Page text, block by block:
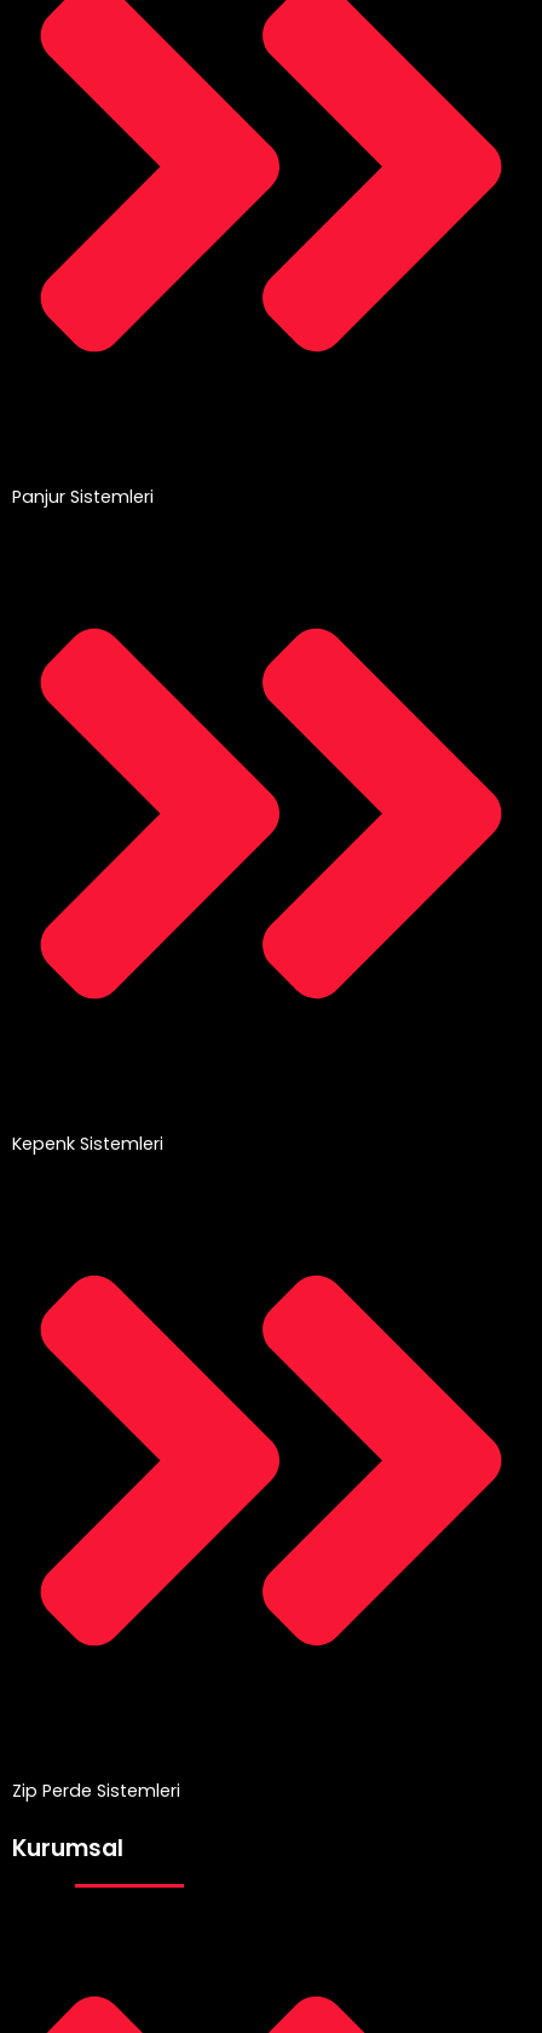
Panjur Sistemleri
Kepenk Sistemleri
Zip Perde Sistemleri
Kurumsal